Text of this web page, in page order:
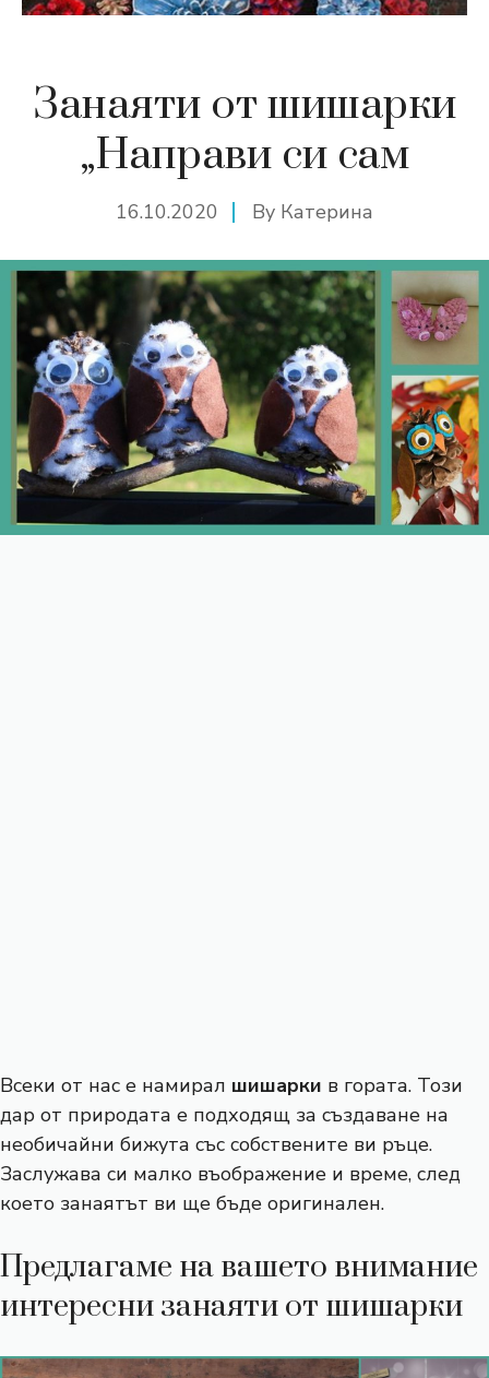
Занаяти от шишарки
„Направи си сам
16.10.2020 By Катерина
Всеки от нас е намирал шишарки в гората. Този
дар от природата е подходящ за създаване на
необичайни бижута със собствените ви ръце.
Заслужава си малко въображение и време, след
което занаятът ви ще бъде оригинален.
Предлагаме на вашето внимание
интересни занаяти от шишарки